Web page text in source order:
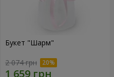
Букет "Шарм"
2 074 грн